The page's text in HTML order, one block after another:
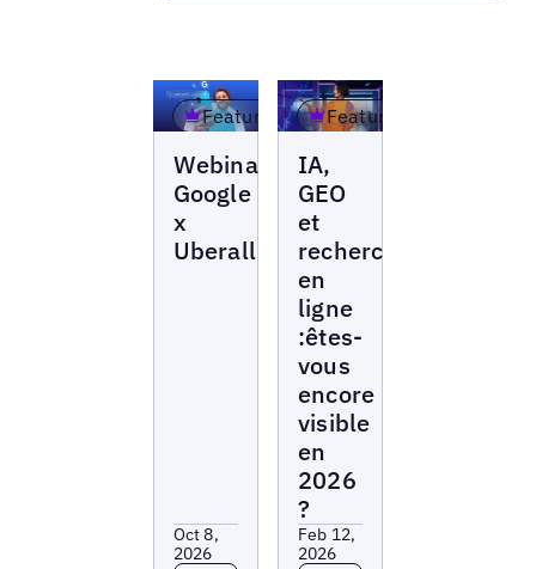
Featured
Webinar
Google
x
Uberall
Oct 8,
2026
Featured
IA,
GEO
et
recherche
en
ligne
:êtes-
vous
encore
visible
en
2026
?
Feb 12,
2026